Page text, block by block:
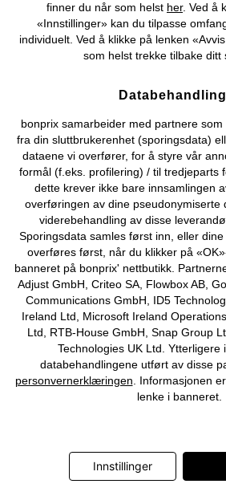
Du kan også finne
Om Oss Angre
© 2026 bonprix.
finner du når som helst her. Ved å
«Innstillinger» kan du tilpasse
individuelt. Ved å klikke på lenken
som helst trekke tilbake ditt
bonprix samarbeider med partnere
fra din sluttbrukerenhet (sporingsdata)
dataene vi overfører, for å styre vår
formål (f.eks. profilering) / til tredjeparts
dette krever ikke bare innsamlingen
overføringen av dine pseudonymiserte
viderebehandling av disse
Sporingsdata samles først inn, eller
overføres først, når du klikker på
banneret på bonprix' nettbutikk.
Adjust GmbH, Criteo SA, Flowbox AB,
Communications GmbH, ID5
Ireland Ltd, Microsoft Ireland
Ltd, RTB-House GmbH, Snap Group
Technologies UK Ltd. Ytterligere
databehandlingene utført av disse
personvernerklæringen . Informasjonen
lenke i banneret.
Innstillinger